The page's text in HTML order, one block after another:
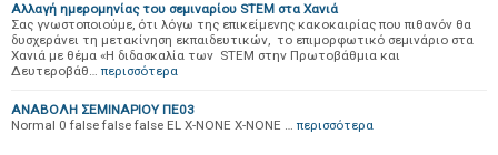
Αλλαγή ημερομηνίας του σεμιναρίου STEM στα Χανιά
Σας γνωστοποιούμε, ότι λόγω της επικείμενης κακοκαιρίας που πιθανόν θα
δυσχεράνει τη μετακίνηση εκπαιδευτικών, το επιμορφωτικό σεμινάριο στα
Χανιά με θέμα «Η διδασκαλία των STEM στην Πρωτοβάθμια και
Δευτεροβάθ… περισσότερα
ΑΝΑΒΟΛΗ ΣΕΜΙΝΑΡΙΟΥ ΠΕ03
Normal 0 false false false EL X-NONE X-NONE … περισσότερα